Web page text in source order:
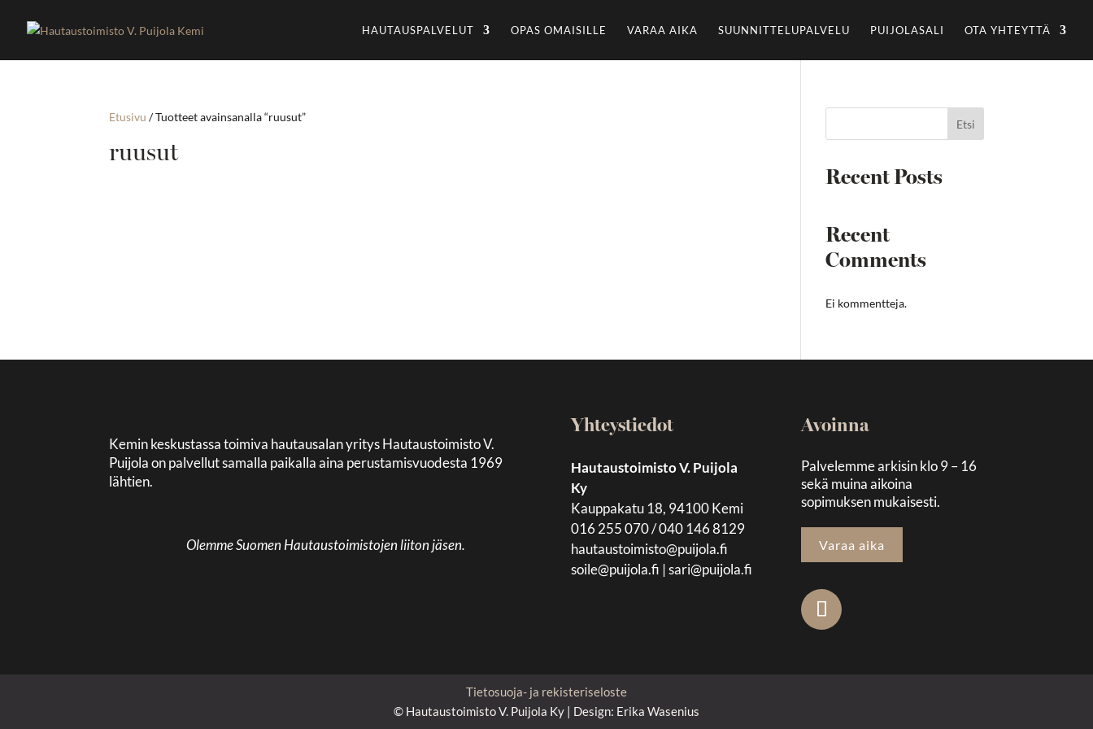
HAUTAUSPALVELUT OPAS OMAISILLE VARAA AIKA SUUNNITTELUPALVELU PUIJOLASALI OTA YHTEYTTÄ
Etusivu / Tuotteet avainsanalla “ruusut”
ruusut
Etsi
Recent Posts
Recent
Comments
Ei kommentteja.
Kemin keskustassa toimiva hautausalan yritys Hautaustoimisto V.
Puijola on palvellut samalla paikalla aina perustamisvuodesta 1969
lähtien.
Olemme Suomen Hautaustoimistojen liiton jäsen.
Yhteystiedot
Hautaustoimisto V. Puijola
Ky
Kauppakatu 18, 94100 Kemi
016 255 070 / 040 146 8129
hautaustoimisto@puijola.fi
soile@puijola.fi |sari@puijola.fi
Avoinna
Palvelemme arkisin klo 9 – 16
sekä muina aikoina
sopimuksen mukaisesti.
Varaa aika
Tietosuoja- ja rekisteriseloste
© Hautaustoimisto V. Puijola Ky | Design: Erika Wasenius